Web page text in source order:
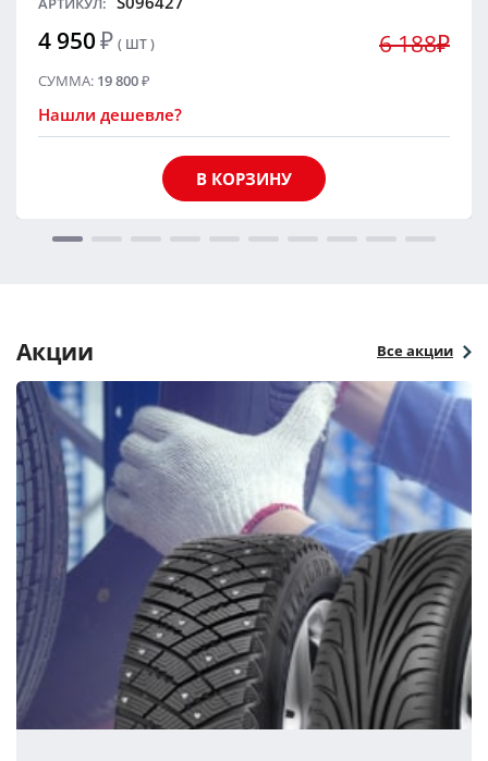
4 950₽ ( ШТ ) 6 188₽
СУММА: 19 800₽
Нашли дешевле?
В КОРЗИНУ
Акции Все акции